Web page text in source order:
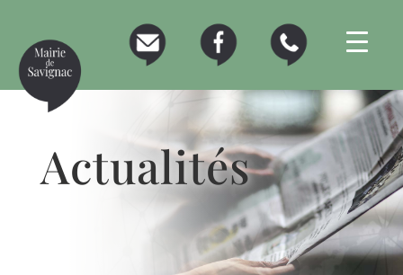
Actualités